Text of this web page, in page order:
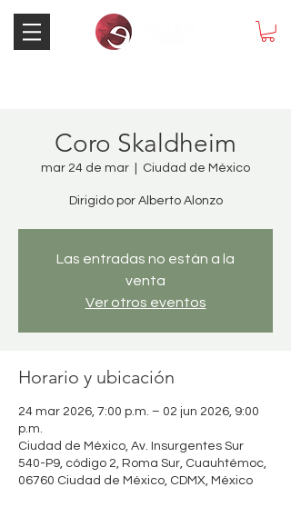
Coro Skaldheim
mar 24 de mar Ciudad de México
Dirigido por Alberto Alonzo
Las entradas no están a la
venta
Ver otros eventos
Horario y ubicación
24 mar 2026, 7:00 p.m. – 02 jun 2026, 9:00
p.m.
Ciudad de México, Av. Insurgentes Sur
540-P9, código 2, Roma Sur, Cuauhtémoc,
06760 Ciudad de México, CDMX, México